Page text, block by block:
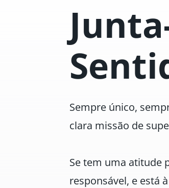
Sempre único,
clara missão de
Se tem uma atitude
responsável, e está